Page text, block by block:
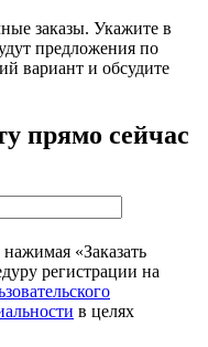
заказы. Укажите в
предложения по
вариант и обсудите
прямо сейчас
«Заказать
регистрации на
в целях